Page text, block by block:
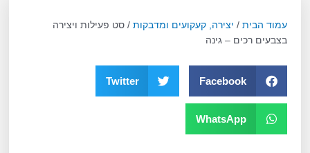
עמוד הבית / יצירה, קעקועים ומדבקות / סט פעילות ויצירה
בצבעים רכים – גינה
Facebook
Twitter
WhatsApp